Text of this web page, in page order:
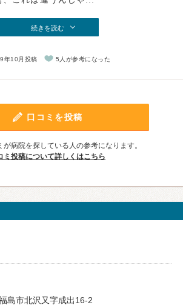
続きを読む
年10月投稿 5人が参考になった
口コミを投稿
が病院を探している人の参考になります。
ミ投稿について詳しくはこちら
島市北沢又字成出16-2